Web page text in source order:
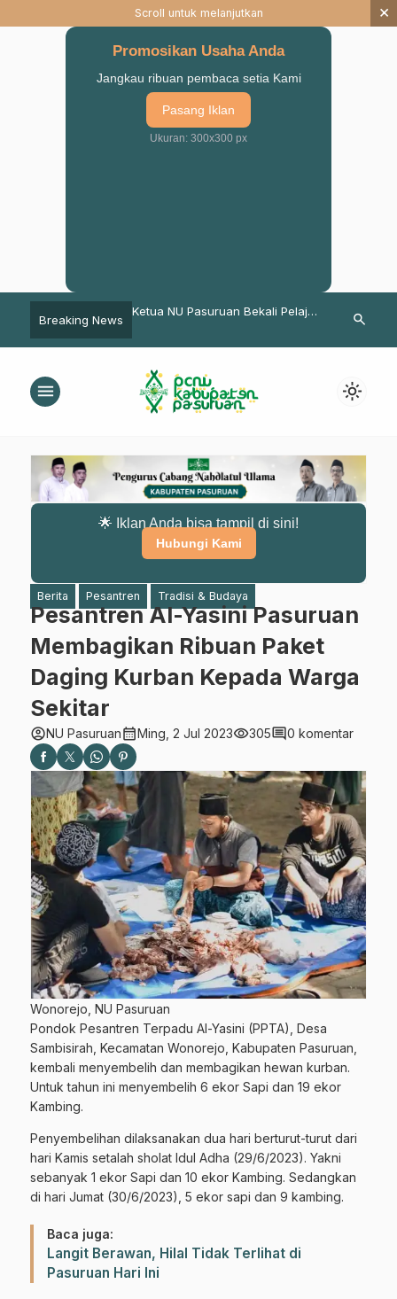
Scroll untuk melanjutkan ×
Promosikan Usaha Anda
Jangkau ribuan pembaca setia Kami
Pasang Iklan
Ukuran: 300x300 px
Breaking News
Pasuruan Gelar
Evaluasi
Ketua NU Pasuruan Bekali Pelajar
Makam Kiai
search
menu light_mode
🌟 Iklan Anda bisa tampil di sini!
Hubungi Kami
Berita Pesantren Tradisi & Budaya
Pesantren Al-Yasini Pasuruan
Membagikan Ribuan Paket
Daging Kurban Kepada Warga
Sekitar
account_circleNU Pasuruancalendar_monthMing, 2 Jul 2023visibility305comment0 komentar
Wonorejo, NU Pasuruan
Pondok Pesantren Terpadu Al-Yasini (PPTA), Desa
Sambisirah, Kecamatan Wonorejo, Kabupaten Pasuruan,
kembali menyembelih dan membagikan hewan kurban.
Untuk tahun ini menyembelih 6 ekor Sapi dan 19 ekor
Kambing.
Penyembelihan dilaksanakan dua hari berturut-turut dari
hari Kamis setalah sholat Idul Adha (29/6/2023). Yakni
sebanyak 1 ekor Sapi dan 10 ekor Kambing. Sedangkan
di hari Jumat (30/6/2023), 5 ekor sapi dan 9 kambing.
Baca juga:
Langit Berawan, Hilal Tidak Terlihat di
Pasuruan Hari Ini